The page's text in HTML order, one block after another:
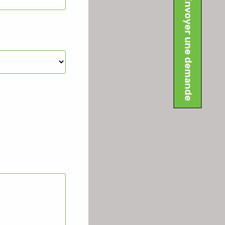
Envoyer une demande